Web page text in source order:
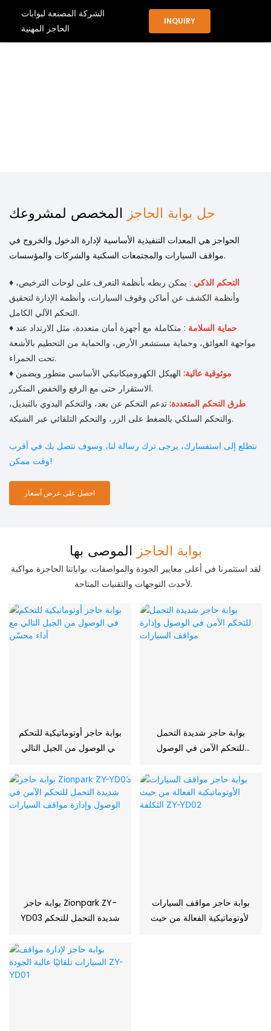
الشركة المصنعة لبوابات
الحاجز المهنية
INQUIRY
حل بوابة الحاجز المخصص لمشروعك
الحواجز هي المعدات التنفيذية الأساسية لإدارة الدخول والخروج في
مواقف السيارات والمجتمعات السكنية والشركات والمؤسسات.
♦ التحكم الذكي : يمكن ربطه بأنظمة التعرف على لوحات الترخيص،
وأنظمة الكشف عن أماكن وقوف السيارات، وأنظمة الإدارة لتحقيق
التحكم الآلي الكامل.
♦
حماية السلامة : متكاملة مع أجهزة أمان متعددة، مثل الارتداد عند
مواجهة العوائق، وحماية مستشعر الأرض، والحماية من التحطيم بالأشعة
تحت الحمراء.
♦
موثوقية عالية: الهيكل الكهروميكانيكي الأساسي متطور ويضمن
الاستقرار حتى مع الرفع والخفض المتكرر.
طرق التحكم المتعددة: تدعم التحكم عن بعد، والتحكم اليدوي بالتبديل،
والتحكم السلكي بالضغط على الزر، والتحكم التلقائي عبر الشبكة.
نتطلع إلى استفسارك، يرجى ترك رسالة لنا، وسوف نتصل بك في أقرب
وقت ممكن!
احصل على عرض أسعار
بوابة الحاجز الموصى بها
لقد استثمرنا في أعلى معايير الجودة والمواصفات. بواباتنا الحاجزة مواكبة
لأحدث التوجهات والتقنيات المتاحة.
بوابة حاجز أوتوماتيكية للتحكم
في الوصول من الجيل التالي
بوابة حاجز شديدة التحمل
للتحكم الآمن في الوصول
بوابة حاجز Zionpark ZY-
YD03 شديدة التحمل للتحكم
مواقف السيارات
بوابة حاجز مواقف السيارات
الأوتوماتيكية الفعالة من حيث